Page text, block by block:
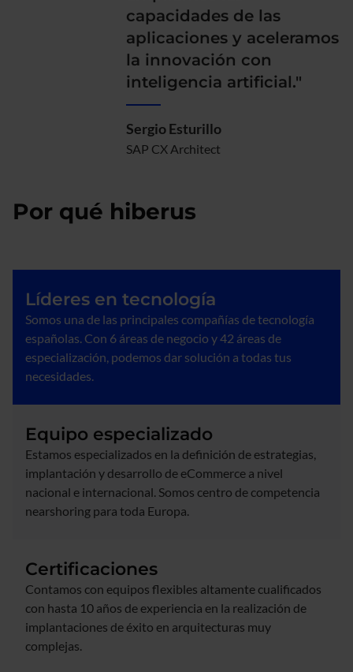
capacidades de las
aplicaciones y aceleramos
la innovación con
inteligencia artificial."
Sergio Esturillo
SAP CX Architect
Por qué hiberus
Líderes en tecnología
Somos una de las principales compañías de tecnología
españolas. Con 6 áreas de negocio y 42 áreas de
especialización, podemos dar solución a todas tus
necesidades.
Equipo especializado
Estamos especializados en la definición de estrategias,
implantación y desarrollo de eCommerce a nivel
nacional e internacional. Somos centro de competencia
nearshoring para toda Europa.
Certificaciones
Contamos con equipos flexibles altamente cualificados
con hasta 10 años de experiencia en la realización de
implantaciones de éxito en arquitecturas muy
complejas.